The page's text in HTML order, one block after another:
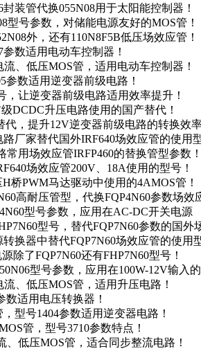
装管代换055N08用于太阳能控制器！
型号参数，对储能电源友好的MOS管！
外，还有110N8F5B低压场效应管！
数适用电动车控制器！
、低压MOS管，适用电动车控制器！
参数适用逆变器前级电路！
，让逆变器前级电路适用效率提升！
DCDC升压电路使用的国产替代！
，提升12V逆变器前级电路的转换效率
厂家替代国外IRF640场效应管的使用
用场效应管IRFP460的替换管型参数！
场效应管200V、18A使用的型号！
桥PWM马达驱动中使用的4AMOS管！
高耐压管型，代换FQP4N60参数场效
型号参数，应用在AC-DC开关电源
型号，替代FQP7N60参数的国外
换器中替代FQP7N60场效应管的使用
除了FQP7N60还有FHP7N60型号！
型号参数，应用在100W-12V输入
、低压MOS管，适用升压电路！
数适用电压转换器！
型号1404参数适用逆变器电路！
管，型号3710参数特点！
、低压MOS管，适合同步整流电路！